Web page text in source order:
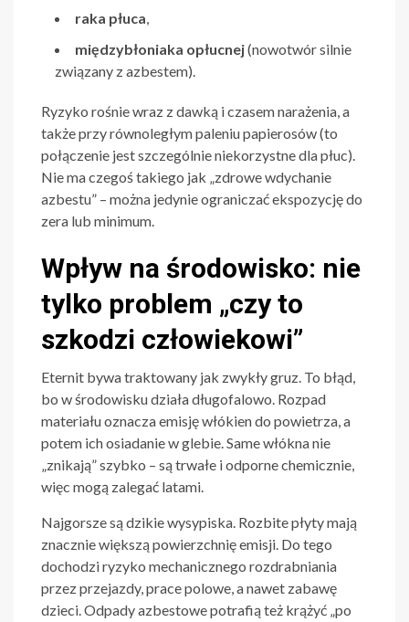
raka płuca,
międzybłoniaka opłucnej(nowotwór silnie
związany z azbestem).
Ryzyko rośnie wraz z dawką i czasem narażenia, a
także przy równoległym paleniu papierosów (to
połączenie jest szczególnie niekorzystne dla płuc).
Nie ma czegoś takiego jak „zdrowe wdychanie
azbestu” – można jedynie ograniczać ekspozycję do
zera lub minimum.
Wpływ na środowisko: nie
tylko problem „czy to
szkodzi człowiekowi”
Eternit bywa traktowany jak zwykły gruz. To błąd,
bo w środowisku działa długofalowo. Rozpad
materiału oznacza emisję włókien do powietrza, a
potem ich osiadanie w glebie. Same włókna nie
„znikają” szybko – są trwałe i odporne chemicznie,
więc mogą zalegać latami.
Najgorsze są dzikie wysypiska. Rozbite płyty mają
znacznie większą powierzchnię emisji. Do tego
dochodzi ryzyko mechanicznego rozdrabniania
przez przejazdy, prace polowe, a nawet zabawę
dzieci. Odpady azbestowe potrafią też krążyć „po